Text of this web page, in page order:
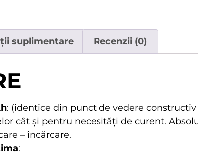
suplimentare Recenzii (0)
: (identice din punct de vedere
cât și pentru necesități de curent.
– încărcare.
: